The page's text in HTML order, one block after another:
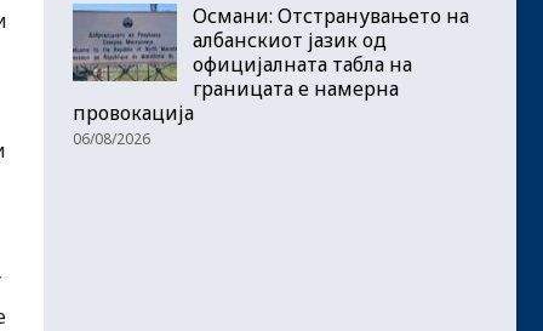
Османи: Отстранувањето на
албанскиот јазик од
официјалната табла на
границата е намерна
провокација
06/08/2026